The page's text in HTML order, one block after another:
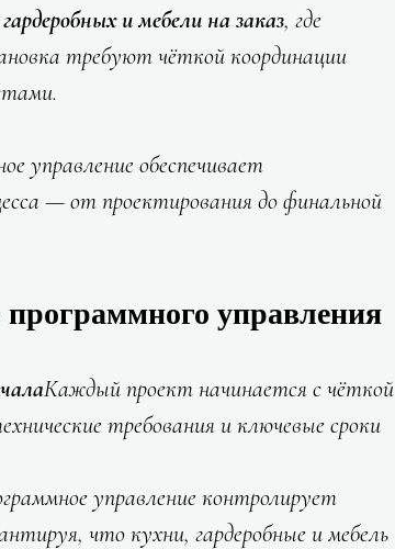
и мебели на заказ, где
требуют чёткой координации
управление обеспечивает
— от проектирования до финальной
управления
Каждый проект начинается с чёткой
требования и ключевые сроки
управление контролирует
что кухни, гардеробные и мебель